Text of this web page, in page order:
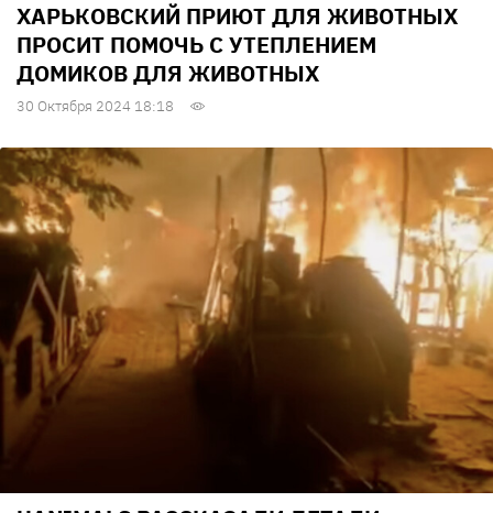
ХАРЬКОВСКИЙ ПРИЮТ ДЛЯ ЖИВОТНЫХ
ПРОСИТ ПОМОЧЬ С УТЕПЛЕНИЕМ
ДОМИКОВ ДЛЯ ЖИВОТНЫХ
30 Октября 2024 18:18